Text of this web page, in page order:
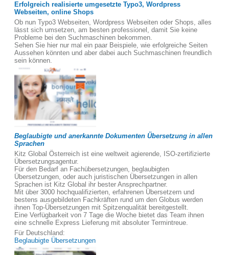
Erfolgreich realisierte umgesetzte Typo3, Wordpress
Webseiten, online Shops
Ob nun Typo3 Webseiten, Wordpress Webseiten oder Shops, alles
lässt sich umsetzen, am besten professionel, damit Sie keine
Probleme bei den Suchmaschinen bekommen.
Sehen Sie hier nur mal ein paar Beispiele, wie erfolgreiche Seiten
Aussehen könnten und aber dabei auch Suchmaschinen freundlich
sein können.
Beglaubigte und anerkannte Dokumenten Übersetzung in allen
Sprachen
Kitz Global Österreich ist eine weltweit agierende, ISO-zertifizierte
Übersetzungsagentur.
Für den Bedarf an Fachübersetzungen, beglaubigten
Übersetzungen, oder auch juristischen Übersetzungen in allen
Sprachen ist Kitz Global ihr bester Ansprechpartner.
Mit über 3000 hochqualifizierten, erfahrenen Übersetzern und
bestens ausgebildeten Fachkräften rund um den Globus werden
ihnen Top-Übersetzungen mit Spitzenqualität bereitgestellt.
Eine Verfügbarkeit von 7 Tage die Woche bietet das Team ihnen
eine schnelle Express Lieferung mit absoluter Termintreue.
Für Deutschland:
Beglaubigte Übersetzungen